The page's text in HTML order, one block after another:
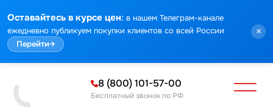
Оставайтесь в курсе цен: в нашем Телеграм-канале
ежедневно публикуем покупки клиентов со всей России
Перейти→
×
8 (800) 101-57-00
Бесплатный звонок по РФ